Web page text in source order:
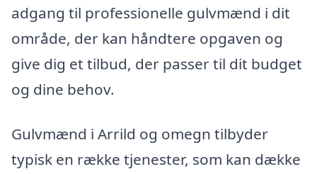
adgang til professionelle gulvmænd i dit
område, der kan håndtere opgaven og
give dig et tilbud, der passer til dit budget
og dine behov.
Gulvmænd i Arrild og omegn tilbyder
typisk en række tjenester, som kan dække